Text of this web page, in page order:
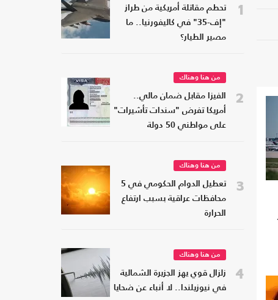
1
تحطم مقاتلة أمريكية من طراز
"إف-35" في كاليفورنيا.. ما
مصير الطيار؟
2
من هنا وهناك
الفيزا مقابل ضمان مالي..
أمريكا تفرض "سندات تأشيرات"
على مواطني 50 دولة
3
من هنا وهناك
تعطيل الدوام الحكومي في 5
محافظات عراقية بسبب ارتفاع
الحرارة
4
من هنا وهناك
زلزال قوي يهز الجزيرة الشمالية
في نيوزيلندا.. لا أنباء عن ضحايا